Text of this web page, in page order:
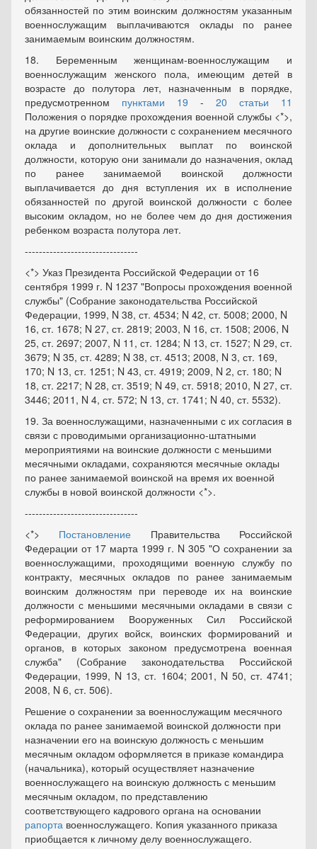
обязанностей по этим воинским должностям указанным
военнослужащим выплачиваются оклады по ранее
занимаемым воинским должностям.
18. Беременным женщинам-военнослужащим и
военнослужащим женского пола, имеющим детей в
возрасте до полутора лет, назначенным в порядке,
предусмотренном пунктами 19 - 20 статьи 11
Положения о порядке прохождения военной службы <*>,
на другие воинские должности с сохранением месячного
оклада и дополнительных выплат по воинской
должности, которую они занимали до назначения, оклад
по ранее занимаемой воинской должности
выплачивается до дня вступления их в исполнение
обязанностей по другой воинской должности с более
высоким окладом, но не более чем до дня достижения
ребенком возраста полутора лет.
--------------------------------
<*> Указ Президента Российской Федерации от 16
сентября 1999 г. N 1237 "Вопросы прохождения военной
службы" (Собрание законодательства Российской
Федерации, 1999, N 38, ст. 4534; N 42, ст. 5008; 2000, N
16, ст. 1678; N 27, ст. 2819; 2003, N 16, ст. 1508; 2006, N
25, ст. 2697; 2007, N 11, ст. 1284; N 13, ст. 1527; N 29, ст.
3679; N 35, ст. 4289; N 38, ст. 4513; 2008, N 3, ст. 169,
170; N 13, ст. 1251; N 43, ст. 4919; 2009, N 2, ст. 180; N
18, ст. 2217; N 28, ст. 3519; N 49, ст. 5918; 2010, N 27, ст.
3446; 2011, N 4, ст. 572; N 13, ст. 1741; N 40, ст. 5532).
19. За военнослужащими, назначенными с их согласия в
связи с проводимыми организационно-штатными
мероприятиями на воинские должности с меньшими
месячными окладами, сохраняются месячные оклады
по ранее занимаемой воинской на время их военной
службы в новой воинской должности <*>.
--------------------------------
<*> Постановление Правительства Российской
Федерации от 17 марта 1999 г. N 305 "О сохранении за
военнослужащими, проходящими военную службу по
контракту, месячных окладов по ранее занимаемым
воинским должностям при переводе их на воинские
должности с меньшими месячными окладами в связи с
реформированием Вооруженных Сил Российской
Федерации, других войск, воинских формирований и
органов, в которых законом предусмотрена военная
служба" (Собрание законодательства Российской
Федерации, 1999, N 13, ст. 1604; 2001, N 50, ст. 4741;
2008, N 6, ст. 506).
Решение о сохранении за военнослужащим месячного
оклада по ранее занимаемой воинской должности при
назначении его на воинскую должность с меньшим
месячным окладом оформляется в приказе командира
(начальника), который осуществляет назначение
военнослужащего на воинскую должность с меньшим
месячным окладом, по представлению
соответствующего кадрового органа на основании
рапорта военнослужащего. Копия указанного приказа
приобщается к личному делу военнослужащего.